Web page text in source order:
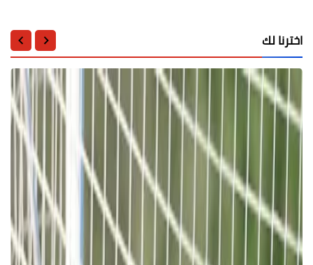
اخترنا لك